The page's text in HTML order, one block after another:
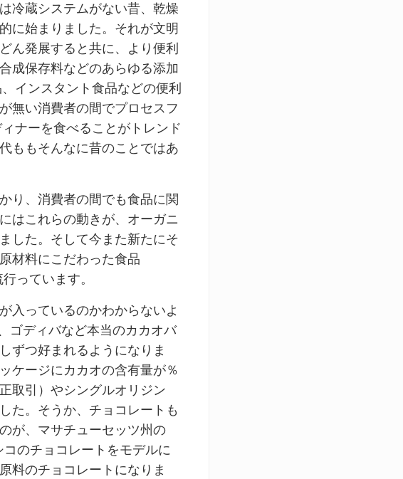
冷蔵システムがない昔、乾燥
に始まりました。それが文明
ん発展すると共に、より便利
成保存料などのあらゆる添加
インスタント食品などの便利
無い消費者の間でプロセスフ
ナーを食べることがトレンド
ももそんなに昔のことではあ
り、消費者の間でも食品に関
はこれらの動きが、オーガニ
した。そして今また新たにそ
材料にこだわった食品
っています。
入っているのかわからないよ
ゴディバなど本当のカカオバ
ずつ好まれるようになりま
ケージにカカオの含有量が％
取引）やシングルオリジン
た。そうか、チョコレートも
が、マサチューセッツ州の
のチョコレートをモデルに
料のチョコレートになりま